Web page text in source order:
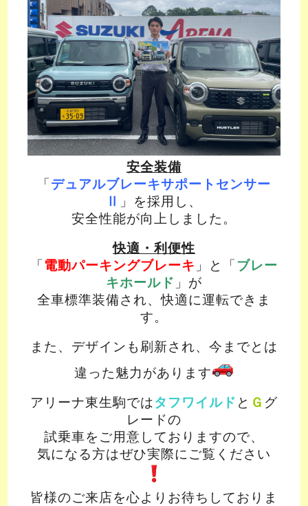
安全装備
「 デュアルブレーキサポートセンサー
」を採用し、
安全性能が向上しました。
快適・利便性
「 電動パーキングブレーキ 」と「 ブレー
キホールド 」が
全車標準装備され、快適に運転できま
す。
また、デザインも刷新され、今までとは
違った魅力があります
アリーナ東生駒ではタフワイルド と Ｇ グ
レードの
試乗車をご用意しておりますので、
気になる方はぜひ実際にご覧ください
皆様のご来店を心よりお待ちしておりま